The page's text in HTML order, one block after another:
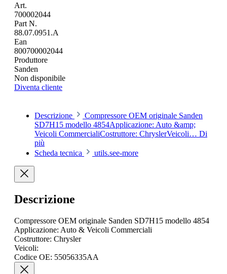
Art.
700002044
Part N.
88.07.0951.A
Ean
800700002044
Produttore
Sanden
Non disponibile
Diventa cliente
Descrizione
Compressore OEM originale Sanden
SD7H15 modello 4854Applicazione: Auto &amp;
Veicoli CommercialiCostruttore: ChryslerVeicoli… Di
più
Scheda tecnica
utils.see-more
Descrizione
Compressore OEM originale Sanden SD7H15 modello 4854
Applicazione: Auto & Veicoli Commerciali
Costruttore: Chrysler
Veicoli:
Codice OE: 55056335AA